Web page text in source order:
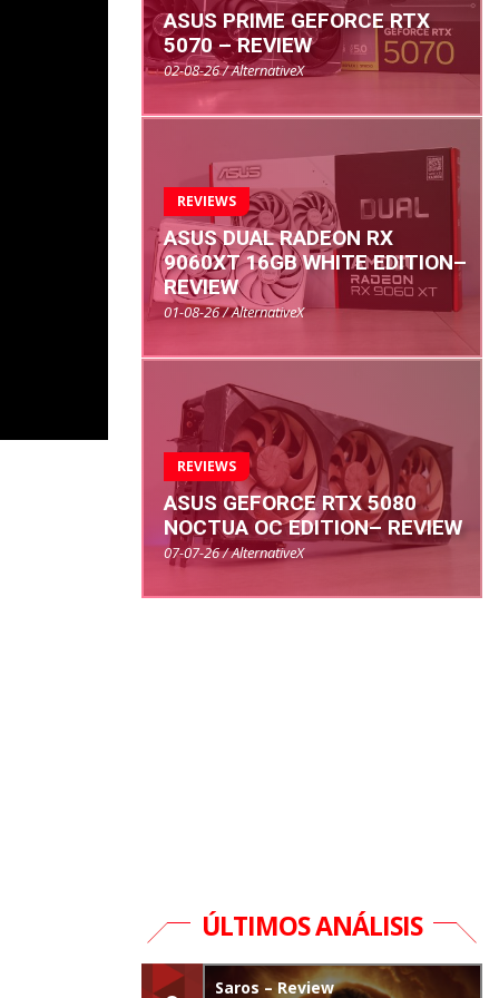
ASUS PRIME GEFORCE RTX
5070 – REVIEW
02-08-26 / AlternativeX
REVIEWS
ASUS DUAL RADEON RX
9060XT 16GB WHITE EDITION–
REVIEW
01-08-26 / AlternativeX
REVIEWS
ASUS GEFORCE RTX 5080
NOCTUA OC EDITION– REVIEW
07-07-26 / AlternativeX
ÚLTIMOS ANÁLISIS
Saros – Review